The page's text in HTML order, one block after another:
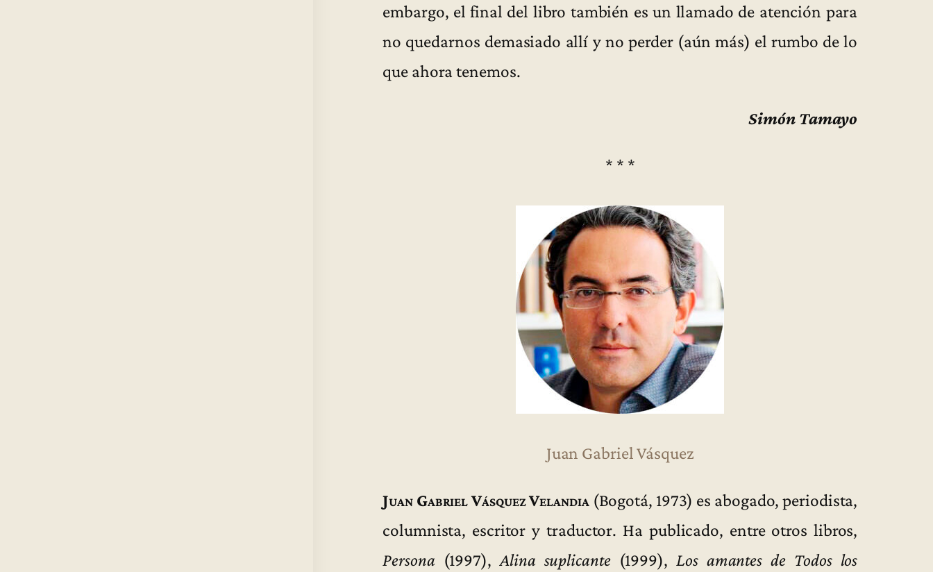
embargo, el final del libro también es un llamado de atención para
no quedarnos demasiado allí y no perder (aún más) el rumbo de lo
que ahora tenemos.
Simón Tamayo
* * *
Juan Gabriel Vásquez
Juan Gabriel Vásquez Velandia (Bogotá, 1973) es abogado, periodista,
columnista, escritor y traductor. Ha publicado, entre otros libros,
Persona(1997), Alina suplicante(1999), Los amantes de Todos los